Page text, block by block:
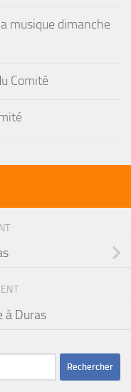
musique dimanche
Comité
à Duras